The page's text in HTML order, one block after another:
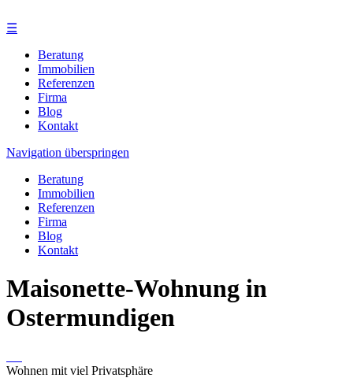
☰
Beratung
Immobilien
Referenzen
Firma
Blog
Kontakt
Navigation überspringen
Beratung
Immobilien
Referenzen
Firma
Blog
Kontakt
Maisonette-Wohnung in
Ostermundigen
Wohnen mit viel Privatsphäre